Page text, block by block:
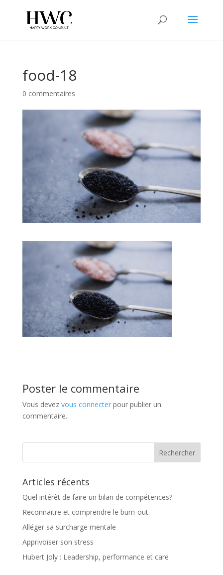
food-18
0 commentaires
Poster le commentaire
Vous devez vous connecterpour publier un
commentaire.
Articles récents
Quel intérêt de faire un bilan de compétences?
Reconnaitre et comprendre le burn-out
Alléger sa surcharge mentale
Apprivoiser son stress
Hubert Joly : Leadership, performance et care